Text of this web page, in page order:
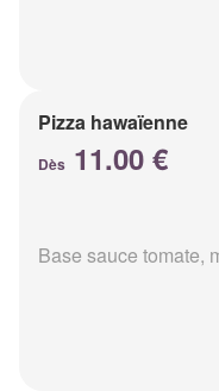
Pizza hawaïenne
Dès 11.00 €
Base sauce tomate,